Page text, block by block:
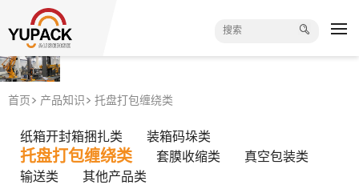
首页 产品知识 托盘打包缠绕类
纸箱开封箱捆扎类 装箱码垛类
托盘打包缠绕类 套膜收缩类
真空包装类
输送类
其他产品类